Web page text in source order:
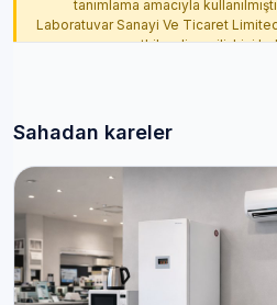
tanımlama amacıyla
Laboratuvar Sanayi Ve Ticaret
yetkilendirme ilişkisi
Sahadan kareler